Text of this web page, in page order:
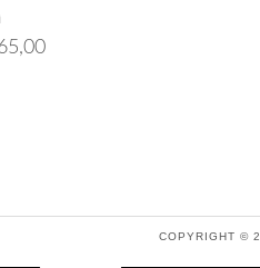
COPYRIGHT ©